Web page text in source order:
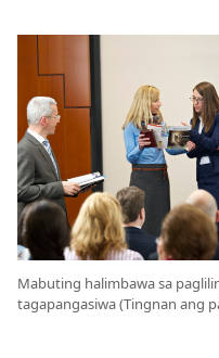
Mabuting halimbawa sa
tagapangasiwa (Tingnan ang